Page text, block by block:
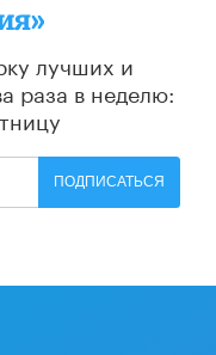
лучших и
раза в неделю:
ПОДПИСАТЬСЯ